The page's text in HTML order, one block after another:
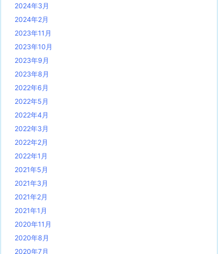
2024年3月
2024年2月
2023年11月
2023年10月
2023年9月
2023年8月
2022年6月
2022年5月
2022年4月
2022年3月
2022年2月
2022年1月
2021年5月
2021年3月
2021年2月
2021年1月
2020年11月
2020年8月
2020年7月